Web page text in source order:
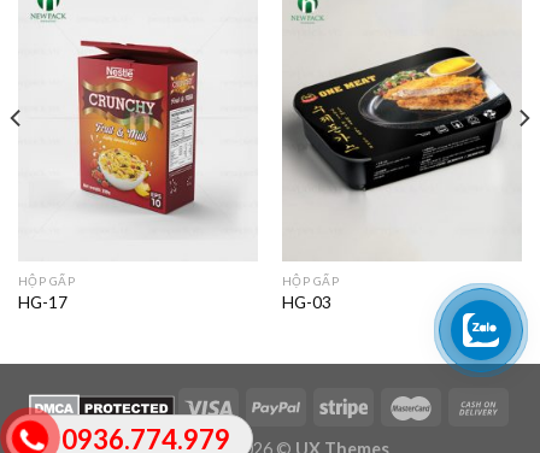
0936.774.979
HỘP GẤP
HG-17
HỘP GẤP
HG-03